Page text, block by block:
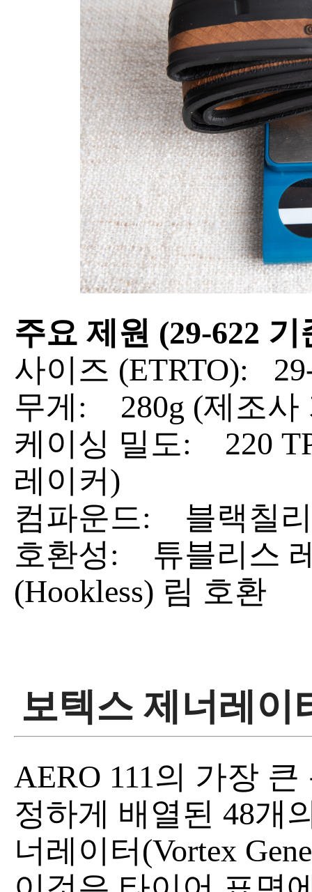
주요 제원 (29-622 기
사이즈 (ETRTO):
무게:
280g (제조사
케이싱 밀도:
220
레이커)
컴파운드:
블랙칠
호환성:
튜블리스
(Hookless) 림 호환
보텍스 제너레이
AERO 111의 가장
정하게 배열된 48개
너레이터(Vortex